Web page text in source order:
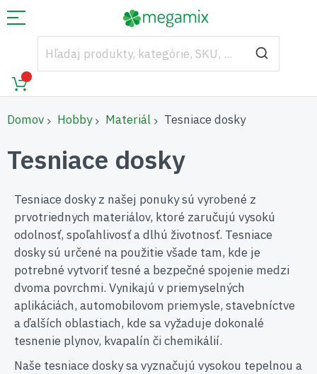
Domov Hobby Materiál Tesniace dosky
Tesniace dosky
Tesniace dosky z našej ponuky sú vyrobené z
prvotriednych materiálov, ktoré zaručujú vysokú
odolnosť, spoľahlivosť a dlhú životnosť. Tesniace
dosky sú určené na použitie všade tam, kde je
potrebné vytvoriť tesné a bezpečné spojenie medzi
dvoma povrchmi. Vynikajú v priemyselných
aplikáciách, automobilovom priemysle, stavebníctve
a ďalších oblastiach, kde sa vyžaduje dokonalé
tesnenie plynov, kvapalín či chemikálií.
Naše tesniace dosky sa vyznačujú vysokou tepelnou a